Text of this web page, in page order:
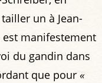
un à Jean-
est manifestement
du gandin dans
que pour «